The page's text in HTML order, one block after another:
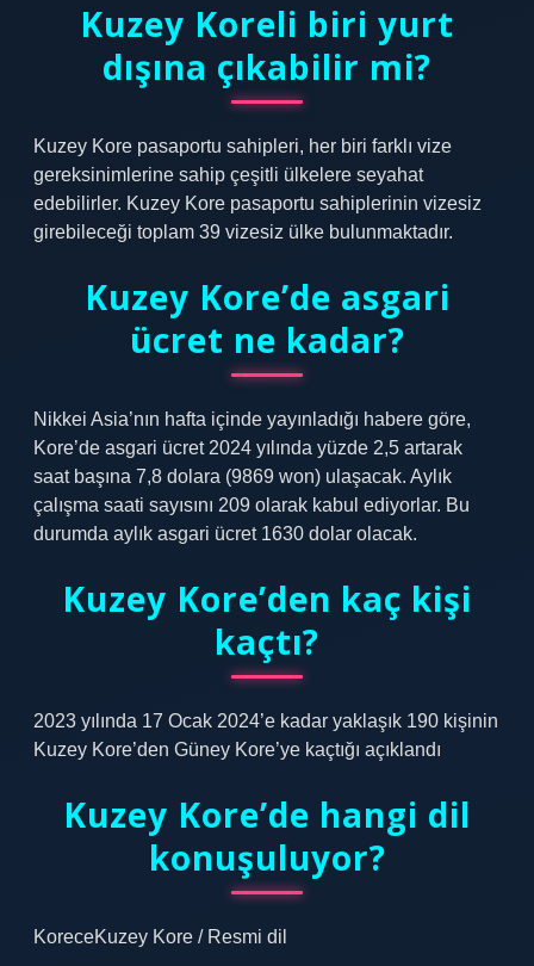
Kuzey Koreli biri yurt
dışına çıkabilir mi?
Kuzey Kore pasaportu sahipleri, her biri farklı vize
gereksinimlerine sahip çeşitli ülkelere seyahat
edebilirler. Kuzey Kore pasaportu sahiplerinin vizesiz
girebileceği toplam 39 vizesiz ülke bulunmaktadır.
Kuzey Kore’de asgari
ücret ne kadar?
Nikkei Asia’nın hafta içinde yayınladığı habere göre,
Kore’de asgari ücret 2024 yılında yüzde 2,5 artarak
saat başına 7,8 dolara (9869 won) ulaşacak. Aylık
çalışma saati sayısını 209 olarak kabul ediyorlar. Bu
durumda aylık asgari ücret 1630 dolar olacak.
Kuzey Kore’den kaç kişi
kaçtı?
2023 yılında 17 Ocak 2024’e kadar yaklaşık 190 kişinin
Kuzey Kore’den Güney Kore’ye kaçtığı açıklandı
Kuzey Kore’de hangi dil
konuşuluyor?
KoreceKuzey Kore / Resmi dil